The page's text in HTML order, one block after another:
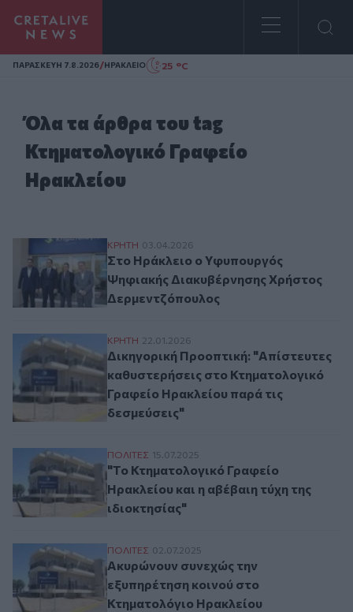
Homepage
ΠΑΡΑΣΚΕΥΗ 7.8.2026/ΗΡΑΚΛΕΙΟ 25 °C
Όλα τα άρθρα του tag
Κτηματολογικό Γραφείο
Ηρακλείου
Στο Ηράκλειο ο Υφυπουργός Ψηφιακής
ΚΡΗΤΗ 03.04.2026
Στο Ηράκλειο ο Υφυπουργός
Ψηφιακής Διακυβέρνησης Χρήστος
Δερμεντζόπουλος
Δικηγορική Προοπτική: "Απίστευτες
ΚΡΗΤΗ 22.01.2026
Δικηγορική Προοπτική: "Απίστευτες
καθυστερήσεις στο Κτηματολογικό
Γραφείο Ηρακλείου παρά τις
δεσμεύσεις"
"Το Κτηματολογικό Γραφείο Ηρακλείου
ΠΟΛΙΤΕΣ 15.07.2025
"Το Κτηματολογικό Γραφείο
Ηρακλείου και η αβέβαιη τύχη της
ιδιοκτησίας"
Ακυρώνουν συνεχώς την εξυπηρέτηση
ΠΟΛΙΤΕΣ 02.07.2025
Ακυρώνουν συνεχώς την
εξυπηρέτηση κοινού στο
Κτηματολόγιο Ηρακλείου